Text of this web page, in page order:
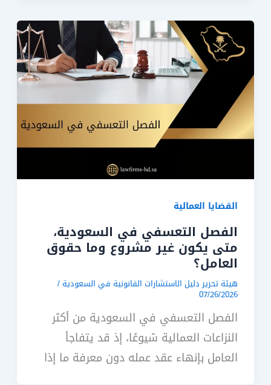
القضايا العمالية
الفصل التعسفي في السعودية،
متى يكون غير مشروع وما حقوق
العامل؟
هيئة تحرير دليل الاستشارات القانونية في السعودية /
07/26/2026
الفصل التعسفي في السعودية من أكثر
النزاعات العمالية شيوعًا، إذ قد يتفاجأ
العامل بإنهاء عقد عمله دون معرفة ما إذا